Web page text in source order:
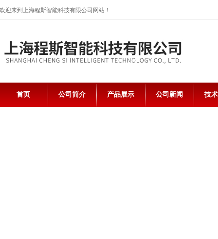
欢迎来到上海程斯智能科技有限公司网站！
首页 公司简介 产品展示 公司新闻 技